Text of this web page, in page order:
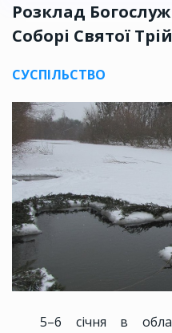
Розклад
Соборі Святої
СУСПІЛЬСТВО
5–6 січня в